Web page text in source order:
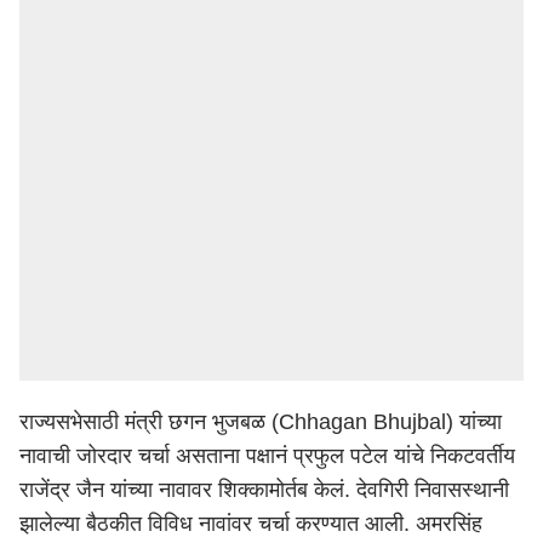
राज्यसभेसाठी मंत्री छगन भुजबळ (Chhagan Bhujbal) यांच्या
नावाची जोरदार चर्चा असताना पक्षानं प्रफुल पटेल यांचे निकटवर्तीय
राजेंद्र जैन यांच्या नावावर शिक्कामोर्तब केलं. देवगिरी निवासस्थानी
झालेल्या बैठकीत विविध नावांवर चर्चा करण्यात आली. अमरसिंह